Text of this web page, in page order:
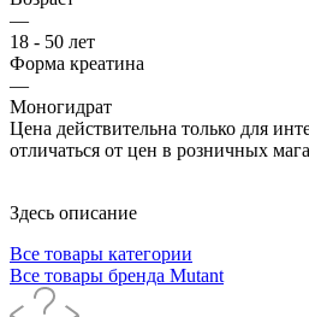
—
18 - 50 лет
Форма креатина
—
Моногидрат
Цена действительна только для
отличаться от цен в розничных
Здесь описание
Все товары категории
Все товары бренда Mutant